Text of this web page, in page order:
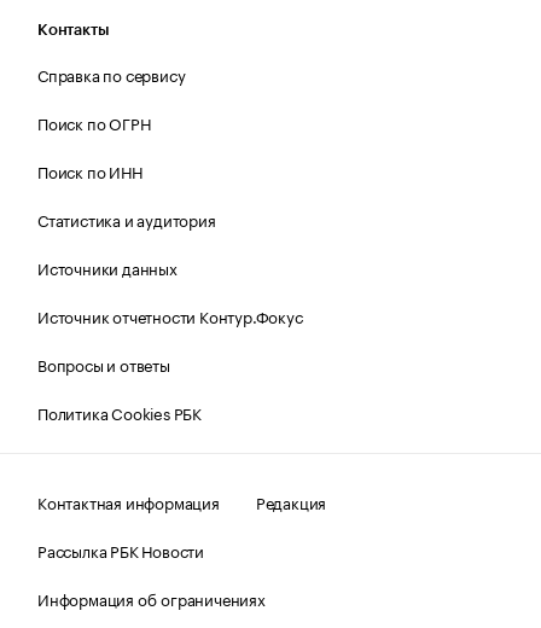
Контакты
Справка по сервису
Поиск по ОГРН
Поиск по ИНН
Статистика и аудитория
Источники данных
Источник отчетности Контур.Фокус
Вопросы и ответы
Политика Cookies РБК
Контактная информация
Редакция
Рассылка РБК Новости
Информация об ограничениях